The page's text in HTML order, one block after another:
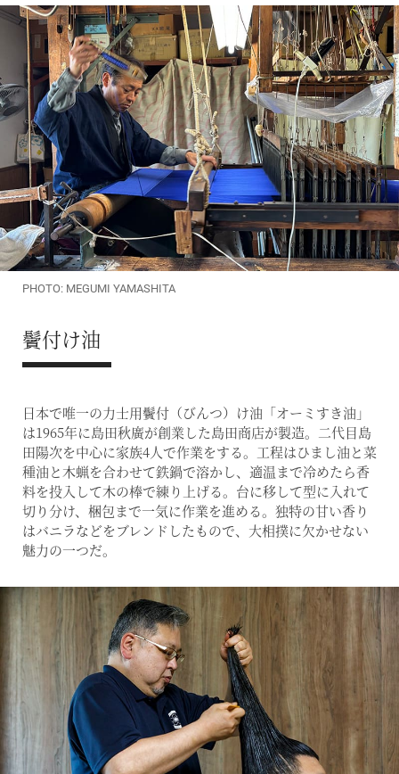
PHOTO: MEGUMI YAMASHITA
鬢付け油
日本で唯一の力士用鬢付（びんつ）け油「オーミすき油」
は1965年に島田秋廣が創業した島田商店が製造。二代目島
田陽次を中心に家族4人で作業をする。工程はひまし油と菜
種油と木蝋を合わせて鉄鍋で溶かし、適温まで冷めたら香
料を投入して木の棒で練り上げる。台に移して型に入れて
切り分け、梱包まで一気に作業を進める。独特の甘い香り
はバニラなどをブレンドしたもので、大相撲に欠かせない
魅力の一つだ。